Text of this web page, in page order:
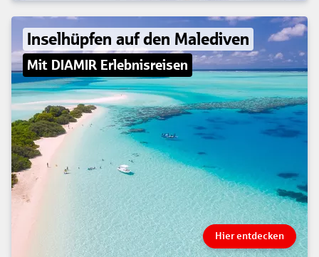
Inselhüpfen auf den Malediven
Mit DIAMIR Erlebnisreisen
Hier entdecken